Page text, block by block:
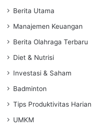
Berita Utama
Manajemen Keuangan
Berita Olahraga Terbaru
Diet & Nutrisi
Investasi & Saham
Badminton
Tips Produktivitas Harian
UMKM